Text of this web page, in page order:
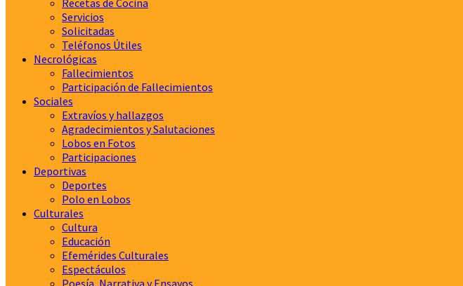
Recetas de Cocina
Servicios
Solicitadas
Teléfonos Útiles
Necrológicas
Fallecimientos
Participación de Fallecimientos
Sociales
Extravíos y hallazgos
Agradecimientos y Salutaciones
Lobos en Fotos
Participaciones
Deportivas
Deportes
Polo en Lobos
Culturales
Cultura
Educación
Efemérides Culturales
Espectáculos
Poesía, Narrativa y Ensayos